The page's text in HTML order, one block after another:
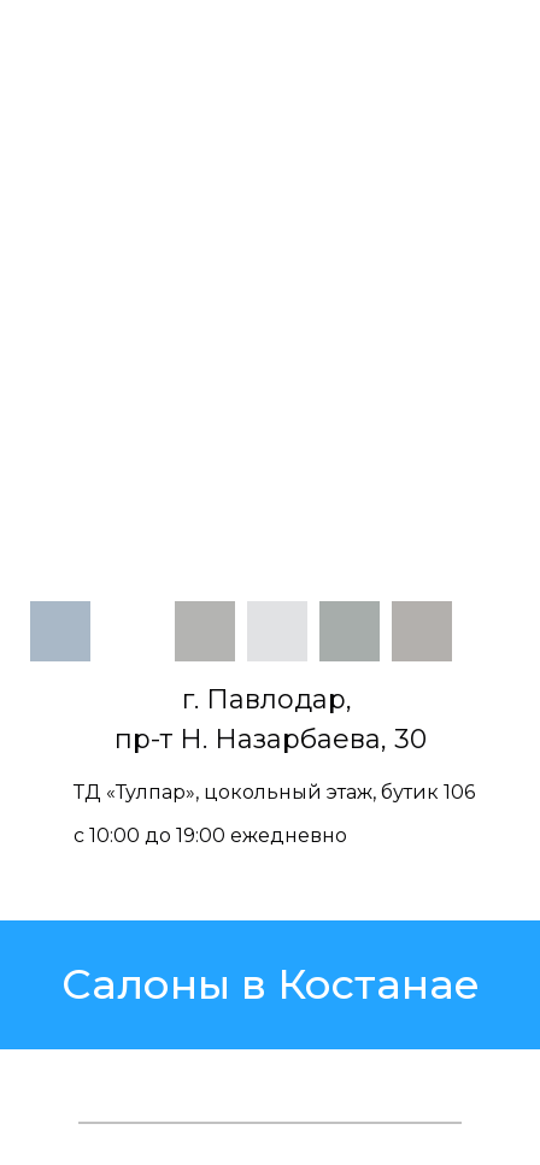
г. Павлодар,
пр-т Н. Назарбаева, 30
ТД «Тулпар», цокольный этаж, бутик 106
с 10:00 до 19:00 ежедневно
Салоны в Костанае